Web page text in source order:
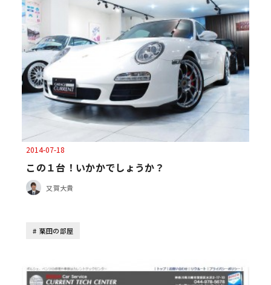
2014-07-18
この１台！いかかでしょうか？
又賀大貴
栗田の部屋